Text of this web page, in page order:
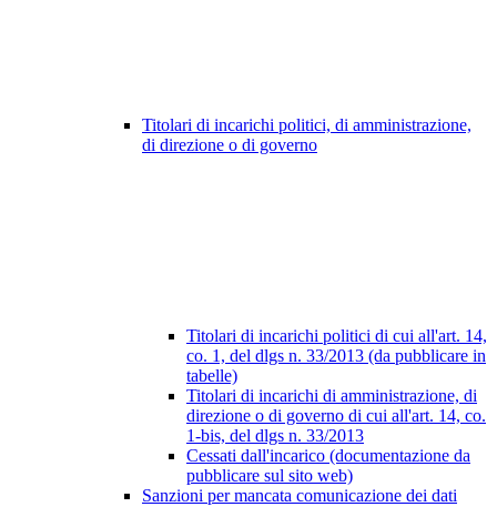
Titolari di incarichi politici, di amministrazione,
di direzione o di governo
Titolari di incarichi politici di cui all'art. 14,
co. 1, del dlgs n. 33/2013 (da pubblicare in
tabelle)
Titolari di incarichi di amministrazione, di
direzione o di governo di cui all'art. 14, co.
1-bis, del dlgs n. 33/2013
Cessati dall'incarico (documentazione da
pubblicare sul sito web)
Sanzioni per mancata comunicazione dei dati